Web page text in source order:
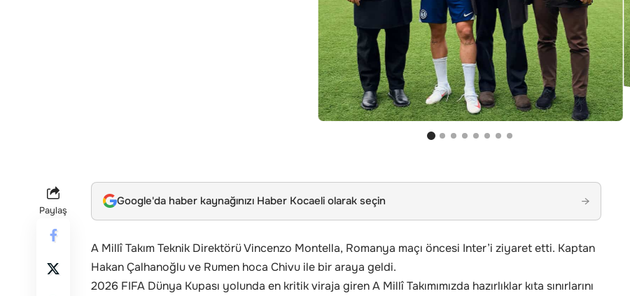
Paylaş
Google'da haber kaynağınızı Haber Kocaeli olarak seçin →
A Millî Takım Teknik Direktörü Vincenzo Montella, Romanya maçı öncesi Inter’i ziyaret etti. Kaptan
Hakan Çalhanoğlu ve Rumen hoca Chivu ile bir araya geldi.
2026 FIFA Dünya Kupası yolunda en kritik viraja giren A Millî Takımımızda hazırlıklar kıta sınırlarını